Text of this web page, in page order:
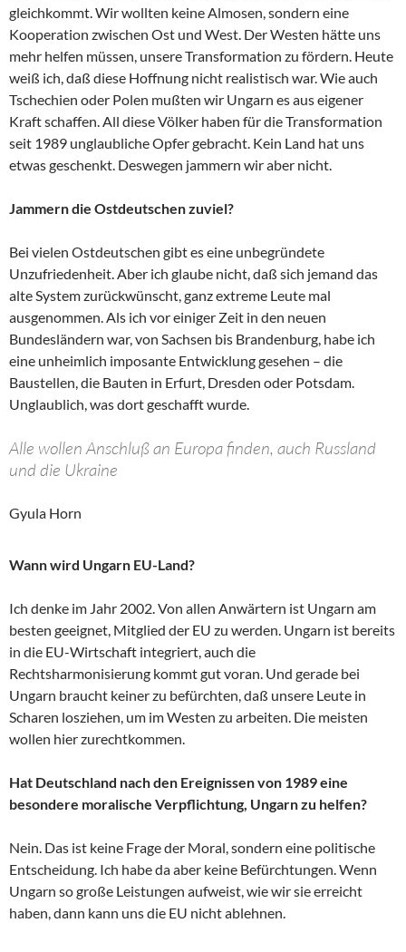
gleichkommt. Wir wollten keine Almosen, sondern eine
Kooperation zwischen Ost und West. Der Westen hätte uns
mehr helfen müssen, unsere Transformation zu fördern. Heute
weiß ich, daß diese Hoffnung nicht realistisch war. Wie auch
Tschechien oder Polen mußten wir Ungarn es aus eigener
Kraft schaffen. All diese Völker haben für die Transformation
seit 1989 unglaubliche Opfer gebracht. Kein Land hat uns
etwas geschenkt. Deswegen jammern wir aber nicht.
Jammern die Ostdeutschen zuviel?
Bei vielen Ostdeutschen gibt es eine unbegründete
Unzufriedenheit. Aber ich glaube nicht, daß sich jemand das
alte System zurückwünscht, ganz extreme Leute mal
ausgenommen. Als ich vor einiger Zeit in den neuen
Bundesländern war, von Sachsen bis Brandenburg, habe ich
eine unheimlich imposante Entwicklung gesehen – die
Baustellen, die Bauten in Erfurt, Dresden oder Potsdam.
Unglaublich, was dort geschafft wurde.
Alle wollen Anschluß an Europa finden, auch Russland
und die Ukraine
Gyula Horn
Wann wird Ungarn EU-Land?
Ich denke im Jahr 2002. Von allen Anwärtern ist Ungarn am
besten geeignet, Mitglied der EU zu werden. Ungarn ist bereits
in die EU-Wirtschaft integriert, auch die
Rechtsharmonisierung kommt gut voran. Und gerade bei
Ungarn braucht keiner zu befürchten, daß unsere Leute in
Scharen losziehen, um im Westen zu arbeiten. Die meisten
wollen hier zurechtkommen.
Hat Deutschland nach den Ereignissen von 1989 eine
besondere moralische Verpflichtung, Ungarn zu helfen?
Nein. Das ist keine Frage der Moral, sondern eine politische
Entscheidung. Ich habe da aber keine Befürchtungen. Wenn
Ungarn so große Leistungen aufweist, wie wir sie erreicht
haben, dann kann uns die EU nicht ablehnen.